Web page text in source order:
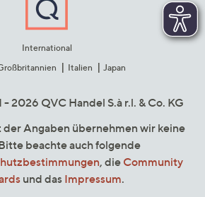
International
Italien Japan
2026 QVC Handel S.à r.l. & Co. KG
Angaben übernehmen wir keine
beachte auch folgende
, die Community
und das Impressum.